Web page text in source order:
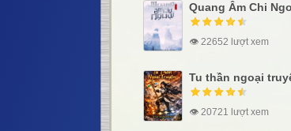
Quang Âm Chi
👁 22652 lượt xem
Tu thần ngoại
👁 20721 lượt xem